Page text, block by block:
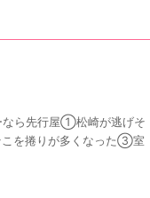
先行屋①松崎が逃げそ
こを捲りが多くなった③室